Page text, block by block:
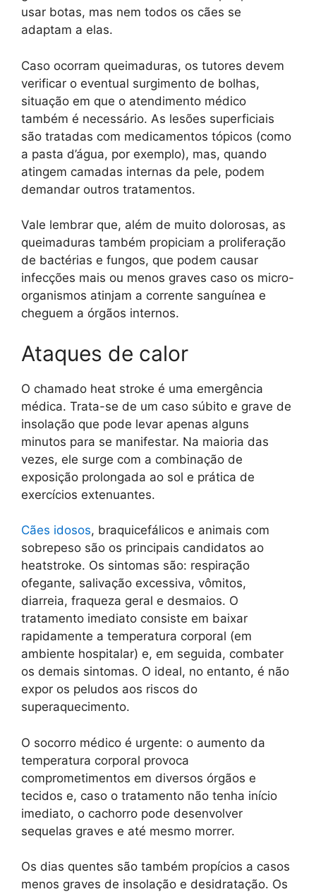
usar botas, mas nem todos os cães se
adaptam a elas.
Caso ocorram queimaduras, os tutores devem
verificar o eventual surgimento de bolhas,
situação em que o atendimento médico
também é necessário. As lesões superficiais
são tratadas com medicamentos tópicos (como
a pasta d’água, por exemplo), mas, quando
atingem camadas internas da pele, podem
demandar outros tratamentos.
Vale lembrar que, além de muito dolorosas, as
queimaduras também propiciam a proliferação
de bactérias e fungos, que podem causar
infecções mais ou menos graves caso os micro-
organismos atinjam a corrente sanguínea e
cheguem a órgãos internos.
Ataques de calor
O chamado heat stroke é uma emergência
médica. Trata-se de um caso súbito e grave de
insolação que pode levar apenas alguns
minutos para se manifestar. Na maioria das
vezes, ele surge com a combinação de
exposição prolongada ao sol e prática de
exercícios extenuantes.
Cães idosos, braquicefálicos e animais com
sobrepeso são os principais candidatos ao
heatstroke. Os sintomas são: respiração
ofegante, salivação excessiva, vômitos,
diarreia, fraqueza geral e desmaios. O
tratamento imediato consiste em baixar
rapidamente a temperatura corporal (em
ambiente hospitalar) e, em seguida, combater
os demais sintomas. O ideal, no entanto, é não
expor os peludos aos riscos do
superaquecimento.
O socorro médico é urgente: o aumento da
temperatura corporal provoca
comprometimentos em diversos órgãos e
tecidos e, caso o tratamento não tenha início
imediato, o cachorro pode desenvolver
sequelas graves e até mesmo morrer.
Os dias quentes são também propícios a casos
menos graves de insolação e desidratação. Os